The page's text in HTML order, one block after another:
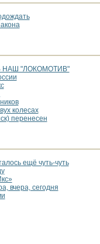
НАШ "ЛОКОМОТИВ"
колесах
перенесен
ещё чуть-чуть
вчера, сегодня